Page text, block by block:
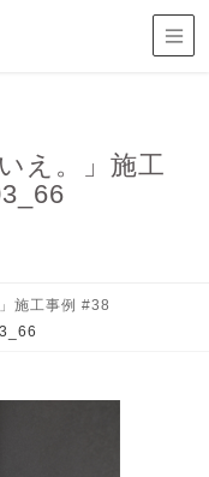
え。」施工
施工事例 #38